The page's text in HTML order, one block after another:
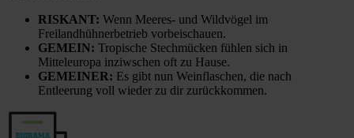
RISKANT: Wenn Meeres- und Wildvögel im
Freilandhühnerbetrieb vorbeischauen.
GEMEIN: Tropische Stechmücken fühlen sich in
Mitteleuropa inziwschen oft zu Hause.
GEMEINER: Es gibt nun Weinflaschen, die nach
Entleerung voll wieder zu dir zurückkommen.